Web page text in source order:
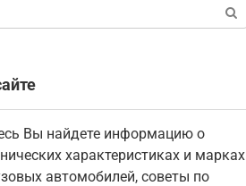
Вы найдете информацию о
характеристиках и марках
автомобилей, советы по